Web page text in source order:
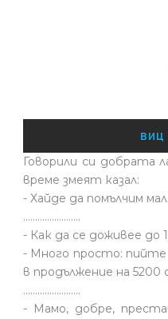
ВИЦ
Говорили си добрата
време змеят казал:
- Хайде да помълчим
........................
- Как да се доживее до
- Много просто:
в продължение на 5200
........................
- Мамо, добре,